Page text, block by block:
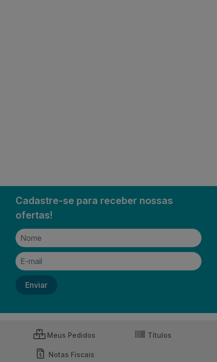
Cadastre-se para receber nossas
ofertas!
Meus Pedidos Títulos
Notas Fiscais